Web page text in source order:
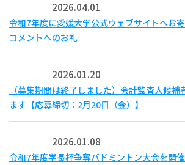
2026.04.01
令和7年度に愛媛大学公式ウェブサイトへお
コメントへのお礼
2026.01.20
（募集期間は終了しました）会計監査人候補
ます【応募締切：2月20日（金）】
2026.01.08
令和7年度学長杯争奪バドミントン大会を開